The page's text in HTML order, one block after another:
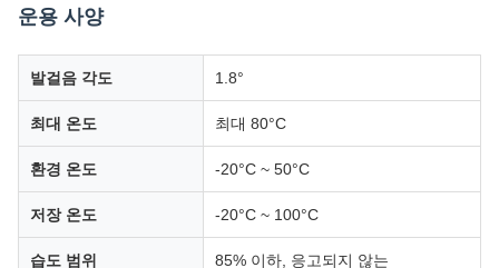
운용 사양
발걸음 각도 1.8°
최대 온도 최대 80°C
환경 온도 -20°C ~ 50°C
저장 온도 -20°C ~ 100°C
습도 범위 85% 이하, 응고되지 않는